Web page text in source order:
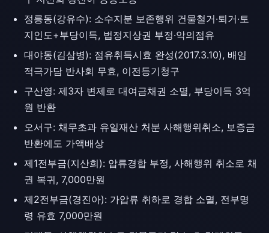
정릉동(강유수): 소수지분 보존행위 건물철거·퇴거·토
지인도+부당이득, 법정지상권 부정·악의점유
대야동(김삼병): 점유취득시효 완성(2017.3.10), 배임
적극가담 반사회 무효, 이전등기청구
구산영: 제3자 변제로 대여금채권 소멸, 부당이득 3억
원 반환
오서구: 채무초과 유일재산 처분 사해행위취소, 보증금
반환에도 가액배상
제1전부금(지산희): 압류경합 부정, 사해행위 취소로 채
권 복귀, 7,000만원
제2전부금(경진아): 가압류 취하로 경합 소멸, 전부명
령 유효 7,000만원